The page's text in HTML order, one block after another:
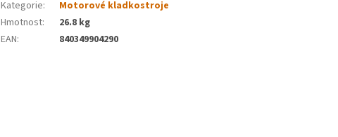
Kategorie:
Motorové kladkostroje
Hmotnost:
26.8 kg
EAN: 840349904290